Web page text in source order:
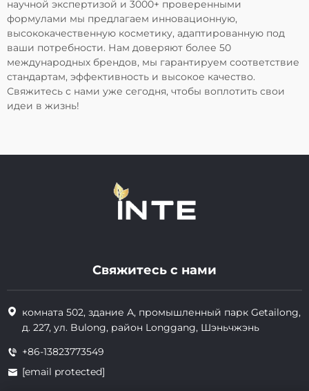
научной экспертизой и 3000+ проверенными
формулами мы предлагаем инновационную,
высококачественную косметику, адаптированную под
ваши потребности. Нам доверяют более 50
международных брендов, мы гарантируем соответствие
стандартам, эффективность и высокое качество.
Свяжитесь с нами уже сегодня, чтобы воплотить свои
идеи в жизнь!
Свяжитесь с нами
комната 502, здание А, промышленный парк Getailong,
д. 227, ул. Bulong, район Longgang, Шэньчжэнь
+86-13823773549
[email protected]